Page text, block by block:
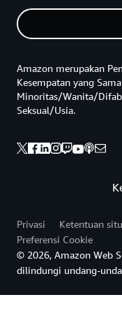
Amazon merupakan
Kesempatan yang
Minoritas/Wanita/
Seksual/Usia.
Privasi Ketentuan
Preferensi Cookie
© 2026, Amazon Web
dilindungi undang-